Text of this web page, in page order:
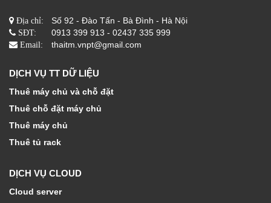
Địa chỉ: Số 92 - Đào Tấn - Bà Đình - Hà Nội
SĐT: 0913 399 913 - 02437 335 999
Email: thaitm.vnpt@gmail.com
DỊCH VỤ TT DỮ LIỆU
Thuê máy chủ và chỗ đặt
Thuê chỗ đặt máy chủ
Thuê máy chủ
Thuê tủ rack
DỊCH VỤ CLOUD
Cloud server